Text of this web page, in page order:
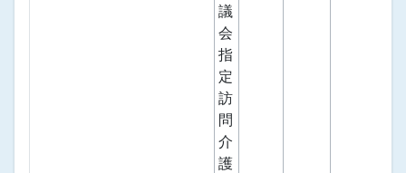
議
会
指
定
訪
問
介
護